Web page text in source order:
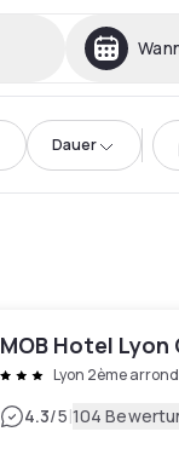
Dauer
MOB Hotel
Lyon 2ème
4.3/5|104